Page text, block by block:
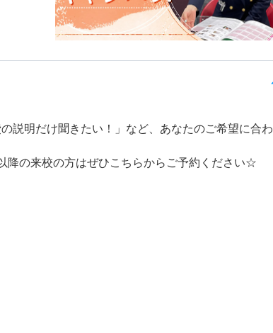
説明だけ聞きたい！」など、あなたのご希望に合わ
降の来校の方はぜひこちらからご予約ください☆